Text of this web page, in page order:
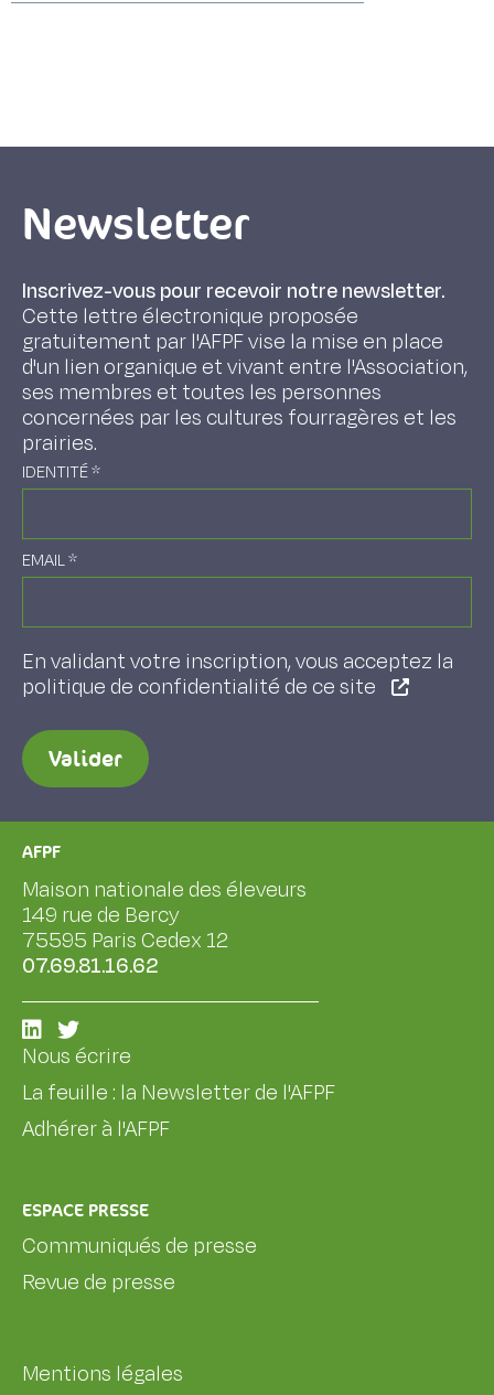
Newsletter
Inscrivez-vous pour recevoir notre newsletter.
Cette lettre électronique proposée
gratuitement par l'AFPF vise la mise en place
d'un lien organique et vivant entre l'Association,
ses membres et toutes les personnes
concernées par les cultures fourragères et les
prairies.
IDENTITÉ*
EMAIL*
En validant votre inscription, vous acceptez la
politique de confidentialité de ce site
Valider
AFPF
Maison nationale des éleveurs
149 rue de Bercy
75595 Paris Cedex 12
07.69.81.16.62
Nous écrire
La feuille : la Newsletter de l'AFPF
Adhérer à l'AFPF
ESPACE PRESSE
Communiqués de presse
Revue de presse
Mentions légales